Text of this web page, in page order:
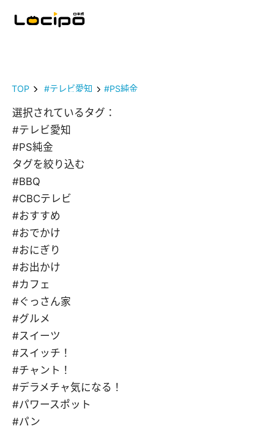
TOP #テレビ愛知 #PS純金
選択されているタグ：
#テレビ愛知
#PS純金
タグを絞り込む
#BBQ
#CBCテレビ
#おすすめ
#おでかけ
#おにぎり
#お出かけ
#カフェ
#ぐっさん家
#グルメ
#スイーツ
#スイッチ！
#チャント！
#デラメチャ気になる！
#パワースポット
#パン